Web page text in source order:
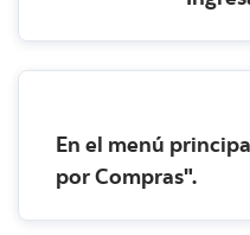
En el menú
por Compras".